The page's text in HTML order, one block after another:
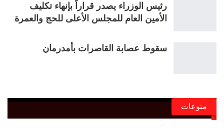
رئيس الوزراء يصدر قراراً بإنهاء تكليف
الأمين العام للمجلس الأعلى للحج والعمرة
سقوط عصابة القاصرات بأمدرمان
منوعات